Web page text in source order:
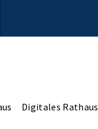
Digitales Rathaus